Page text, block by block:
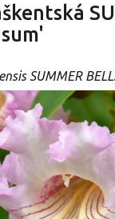
SUMMER